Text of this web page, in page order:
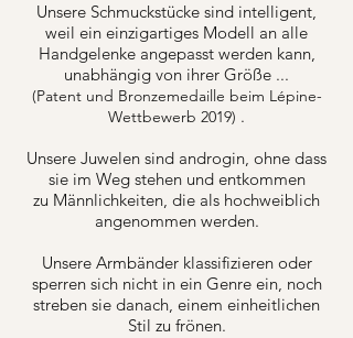
Unsere Schmuckstücke sind intelligent,
weil ein einzigartiges Modell an alle
Handgelenke angepasst werden kann,
unabhängig von ihrer Größe ...
(Patent und Bronzemedaille beim Lépine-
Wettbewerb 2019) .
Unsere Juwelen sind androgin, ohne dass
sie im Weg stehen und entkommen
zu Männlichkeiten, die als hochweiblich
angenommen werden.
Unsere Armbänder klassifizieren oder
sperren sich nicht in ein Genre ein, noch
streben sie danach, einem einheitlichen
Stil zu frönen.